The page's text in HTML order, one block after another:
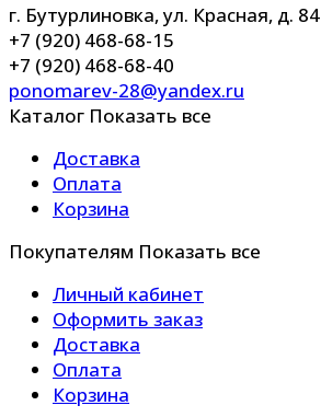
г. Бутурлиновка, ул. Красная, д. 84
+7 (920) 468-68-15
+7 (920) 468-68-40
ponomarev-28@yandex.ru
Каталог Показать все
Доставка
Оплата
Корзина
Покупателям Показать все
Личный кабинет
Оформить заказ
Доставка
Оплата
Корзина